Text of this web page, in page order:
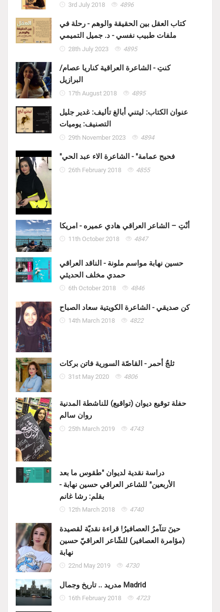
3rd July 2018 4896
كتاب العقل بين الحقيقة والوهم - رحلة في
ملفات طبيب نفسي - د. جميل التميمي
28th July 2023 4895
كنتِ - الشاعرة العراقية كناريا عصام/
البرازيل
17th August 2018 4895
عنوان الكتاب: ليتني أبالغ تأليف: غدير جليل
التصنيف: يوميات
29th November 2023 4894
"فحيح عمامة" - الشاعرة الاء عبد الحي
26th February 2018 4855
أنْتِ – الشاعر العراقي هادي عميره - امريكا
11th October 2018 4847
حسين نهابة مواسم ملونة - الناقد العراقي
حمدي مخلف الحديثي
6th October 2018 4846
كن صديقي - الشاعرة الكويتية سعاد الصباح
14th March 2018 4822
ثلجٌ أحمر - القاصّة السورية فاتن بركات
31st May 2020 4806
حفلة توقيع ديوان (تواقيع) للناشطة المدنية
روان سالم
25th March 2019 4743
دراسة نقدية لديوان "طقوس ما بعد
الأربعين" للشاعر العراقي حسين نهابة -
بقلم: رشا غانم
12th March 2018 4740
حينَ تتآمرُ العصافيرُ! قراءة نقديّة لقصيدة
(مؤامرة العصافير) للشّاعر العراقيّ حسين
نهابة
22nd May 2019 4730
مدريد .. تاريخ وجمال Madrid
16th February 2018 4723